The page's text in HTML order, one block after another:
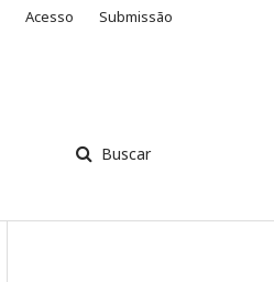
Buscar
Acesso Submissão